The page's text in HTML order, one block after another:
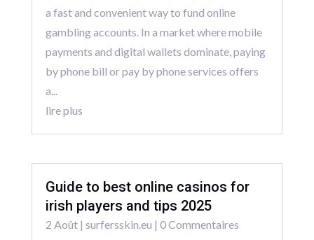
a fast and convenient way to fund online
gambling accounts. In a market where mobile
payments and digital wallets dominate, paying
by phone bill or pay by phone services offers
a...
lire plus
Guide to best online casinos for
irish players and tips 2025
2 Août| surfersskin.eu | 0 Commentaires